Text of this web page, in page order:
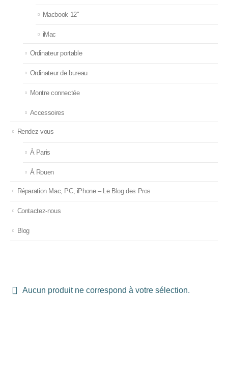
Aucun produit ne correspond à votre sélection.
Macbook 12″
iMac
Ordinateur portable
Ordinateur de bureau
Montre connectée
Accessoires
Rendez vous
À Paris
À Rouen
Réparation Mac, PC, iPhone – Le Blog des Pros
Contactez-nous
Blog